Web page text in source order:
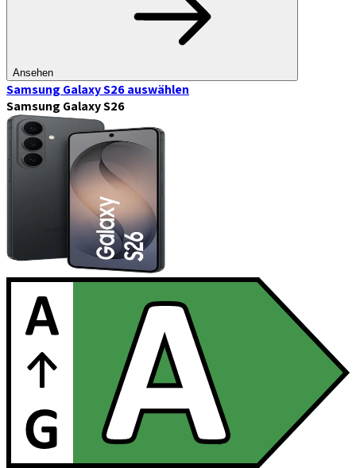
Ansehen
Samsung Galaxy S26auswählen
Samsung Galaxy S26